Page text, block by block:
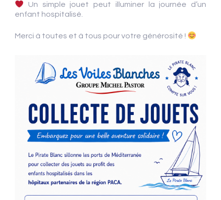
Un simple jouet peut illuminer la journée d’un
enfant hospitalisé.
Merci à toutes et à tous pour votre générosité !